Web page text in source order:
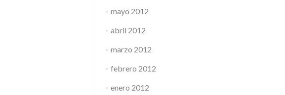
mayo 2012
abril 2012
marzo 2012
febrero 2012
enero 2012